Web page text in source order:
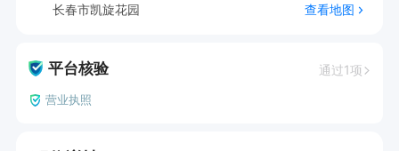
长春市凯旋花园
查看地图
平台核验 通过1项
营业执照